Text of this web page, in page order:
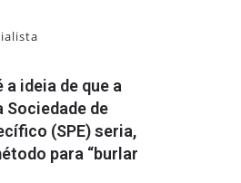
a ideia de que a
Sociedade de
(SPE) seria,
para “burlar